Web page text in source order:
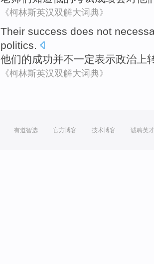
《柯林斯英汉双解大词典》
Their success does not
politics.
他们的成功并不一定表示政治上
《柯林斯英汉双解大词典》
有道智选 官方博客 技术博客 诚聘英才